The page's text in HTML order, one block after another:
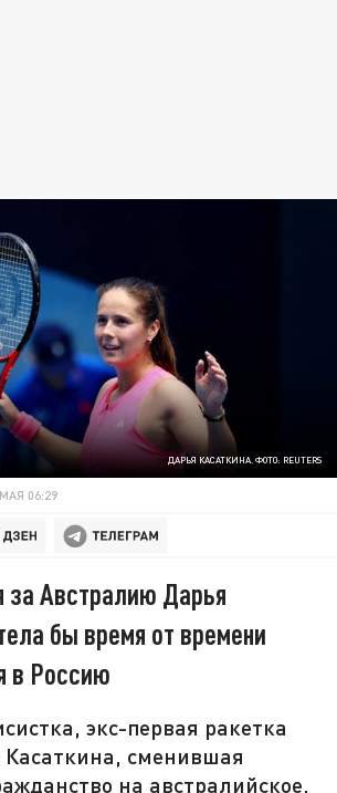
ДАРЬЯ КАСАТКИНА. ФОТО: REUTERS
06:29
Австралию Дарья
бы время от времени
в Россию
экс-первая ракетка
сменившая
на австралийское,